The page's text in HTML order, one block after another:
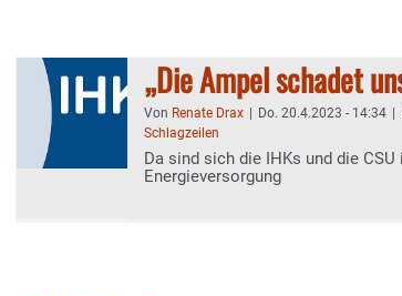
„Die Ampel schadet
Von Renate Drax Do. 20.4.2023 - 14:34
Schlagzeilen
Da sind sich die IHKs und die
Energieversorgung